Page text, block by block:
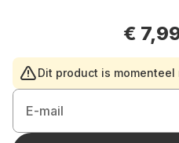
€
Dit product is
E-mail